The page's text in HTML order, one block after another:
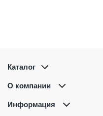
Каталог
О компании
Информация